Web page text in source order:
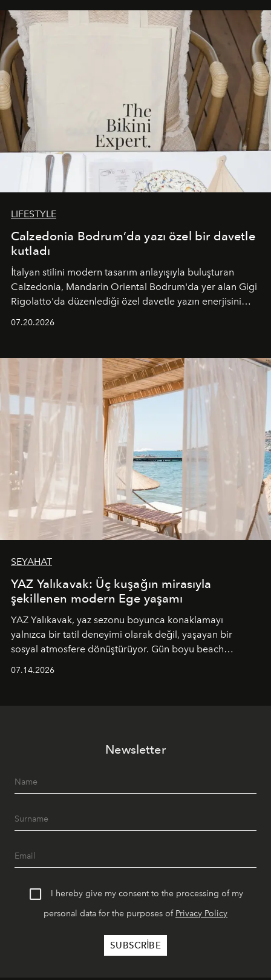
buluşturarak markanın Cavo Tagoo’daki varlığını
sürükleyici ve mevsime özel bir deneyime dönüştürüyor.
LIFESTYLE
Calzedonia Bodrum’da yazı özel bir davetle
kutladı
İtalyan stilini modern tasarım anlayışıyla buluşturan
Calzedonia, Mandarin Oriental Bodrum'da yer alan Gigi
Rigolatto'da düzenlediği özel davetle yazın enerjisini
07.20.2026
SEYAHAT
YAZ Yalıkavak: Üç kuşağın mirasıyla
şekillenen modern Ege yaşamı
YAZ Yalıkavak, yaz sezonu boyunca konaklamayı
yalnızca bir tatil deneyimi olarak değil, yaşayan bir
sosyal atmosfere dönüştürüyor. Gün boyu beach
geceye taşıyarak her hafta farklı bir deneyim sunuyor.
07.14.2026
Newsletter
I hereby give my consent to the processing of my
personal data for the purposes of Privacy Policy